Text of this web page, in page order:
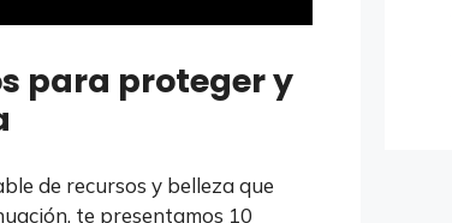
para proteger y
de recursos y belleza que
te presentamos 10